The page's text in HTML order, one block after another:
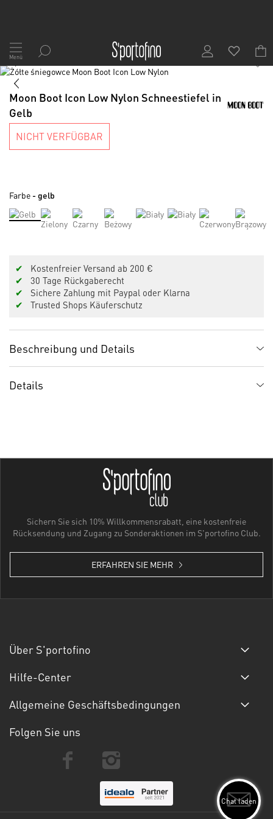
Zum
Inhalt
springen
Menü
Skip
the
end
images
gallery
1/7
Skip
the
beginning
images
Moon Boot Icon Low Nylon Schneestiefel in
Gelb
NICHT VERFÜGBAR
Farbe - gelb
✔
Kostenfreier Versand ab 200 €
✔
30 Tage Rückgaberecht
✔
Sichere Zahlung mit Paypal oder Klarna
✔
Trusted Shops Käuferschutz
Beschreibung und Details
Details
Sichern Sie sich 10% Willkommensrabatt, eine kostenfreie
Rücksendung und Zugang zu Sonderaktionen im S'portofino Club.
ERFAHREN SIE MEHR
Über S'portofino
Hilfe-Center
Allgemeine Geschäftsbedingungen
Folgen Sie uns
Chat laden